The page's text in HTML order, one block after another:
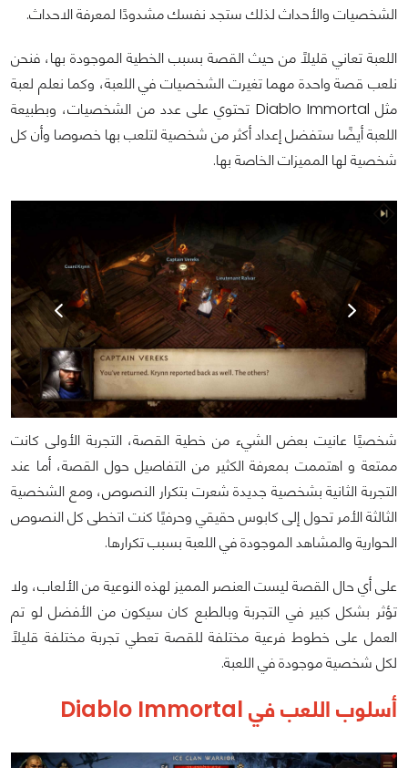
الشخصيات والأحداث لذلك ستجد نفسك مشدودًا لمعرفة الاحداث.
اللعبة تعاني قليلًا من حيث القصة بسبب الخطية الموجودة بها، فنحن
نلعب قصة واحدة مهما تغيرت الشخصيات في اللعبة، وكما نعلم لعبة
مثل Diablo Immortal تحتوي على عدد من الشخصيات، وبطبيعة
اللعبة أيضًا ستفضل إعداد أكثر من شخصية لتلعب بها خصوصا وأن كل
شخصية لها المميزات الخاصة بها.
شخصيًا عانيت بعض الشيء من خطية القصة، التجربة الأولى كانت
ممتعة و اهتممت بمعرفة الكثير من التفاصيل حول القصة، أما عند
التجربة الثانية بشخصية جديدة شعرت بتكرار النصوص، ومع الشخصية
الثالثة الأمر تحول إلى كابوس حقيقي وحرفيًا كنت اتخطى كل النصوص
الحوارية والمشاهد الموجودة في اللعبة بسبب تكرارها.
على أي حال القصة ليست العنصر المميز لهذه النوعية من الألعاب، ولا
تؤثر بشكل كبير في التجربة وبالطبع كان سيكون من الأفضل لو تم
العمل على خطوط فرعية مختلفة للقصة تعطي تجربة مختلفة قليلًا
لكل شخصية موجودة في اللعبة.
أسلوب اللعب في Diablo Immortal